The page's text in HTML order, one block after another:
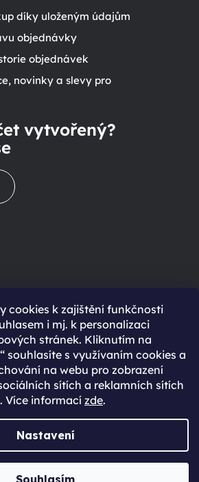
cookies k zajištění funkčnosti
i mj. k personalizaci
stránek. Kliknutím na
souhlasíte s využívaním cookies a
na webu pro zobrazení
sítích a reklamních sítích
Více informací zde.
Nastavení
Souhlasím
díky uloženým údajům
objednávky
objednávek
novinky a slevy pro
vytvořený?
účet?
uloženým údajům
a slevy pro registrované